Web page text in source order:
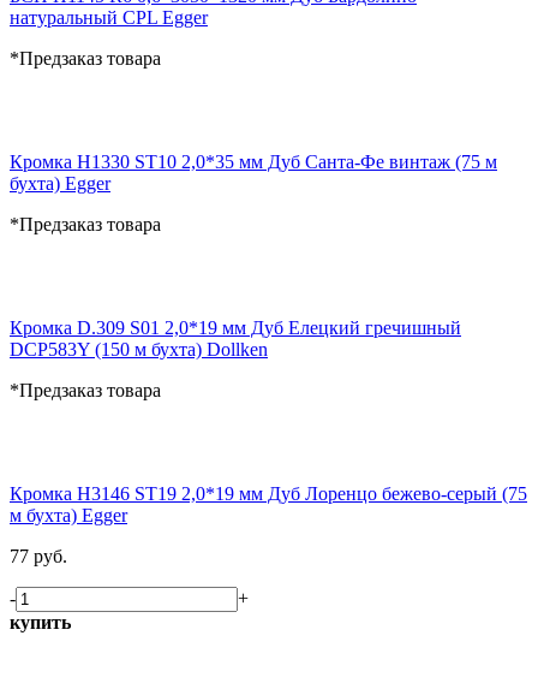
натуральный CPL Egger
*Предзаказ товара
Кромка H1330 ST10 2,0*35 мм Дуб Санта-Фе винтаж (75 м
бухта) Egger
*Предзаказ товара
Кромка D.309 S01 2,0*19 мм Дуб Елецкий гречишный
DCP583Y (150 м бухта) Dollken
*Предзаказ товара
Кромка H3146 ST19 2,0*19 мм Дуб Лоренцо бежево-серый (75
м бухта) Egger
77 руб.
-
+
купить